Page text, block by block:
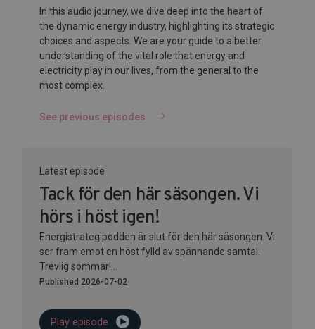
In this audio journey, we dive deep into the heart of
the dynamic energy industry, highlighting its strategic
choices and aspects. We are your guide to a better
understanding of the vital role that energy and
electricity play in our lives, from the general to the
most complex.
See previous episodes
Latest episode
Tack för den här säsongen. Vi
hörs i höst igen!
Energistrategipodden är slut för den här säsongen. Vi
ser fram emot en höst fylld av spännande samtal.
Trevlig sommar!...
Published 2026-07-02
Play episode